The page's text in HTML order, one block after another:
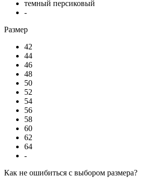
темный персиковый
-
Размер
42
44
46
48
50
52
54
56
58
60
62
64
-
Как не ошибиться с выбором размера?